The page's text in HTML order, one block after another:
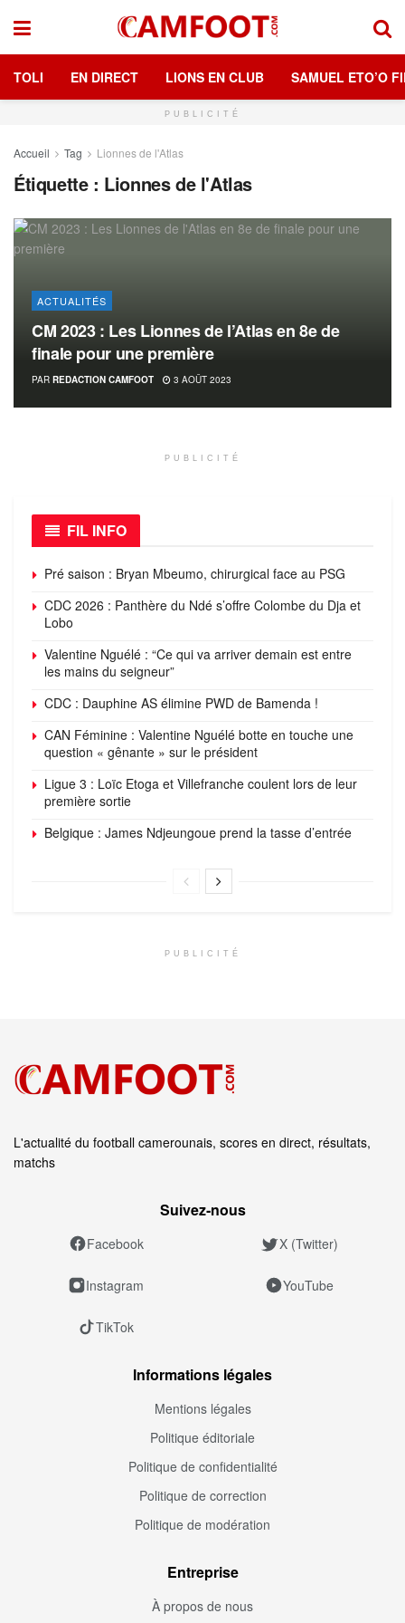
TOLI EN DIRECT LIONS EN CLUB SAMUEL ETO’O
PUBLICITÉ
Accueil Tag Lionnes de l'Atlas
Étiquette : Lionnes de l'Atlas
ACTUALITÉS
CM 2023 : Les Lionnes de l’Atlas en 8e de
finale pour une première
PAR REDACTION CAMFOOT 3 AOÛT 2023
PUBLICITÉ
FIL INFO
Pré saison : Bryan Mbeumo, chirurgical face au PSG
CDC 2026 : Panthère du Ndé s’offre Colombe du Dja et
Lobo
Valentine Nguélé : “Ce qui va arriver demain est entre
les mains du seigneur”
CDC : Dauphine AS élimine PWD de Bamenda !
CAN Féminine : Valentine Nguélé botte en touche une
question « gênante » sur le président
Ligue 3 : Loïc Etoga et Villefranche coulent lors de leur
première sortie
Belgique : James Ndjeungoue prend la tasse d’entrée
PUBLICITÉ
L'actualité du football camerounais, scores en direct, résultats,
matchs
Suivez‑nous
Facebook X (Twitter)
Instagram YouTube
TikTok
Informations légales
Mentions légales
Politique éditoriale
Politique de confidentialité
Politique de correction
Politique de modération
Entreprise
À propos de nous